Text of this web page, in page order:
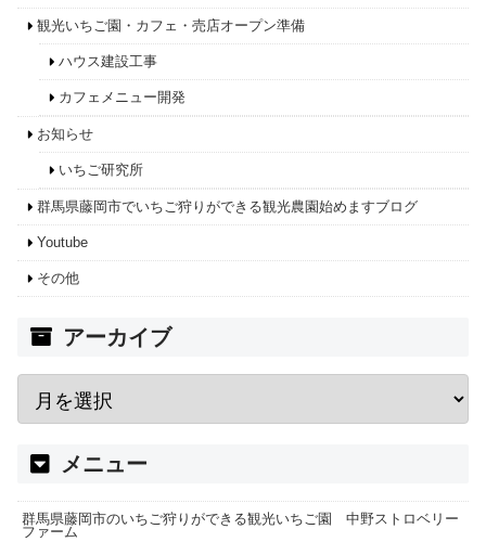
観光いちご園・カフェ・売店オープン準備
ハウス建設工事
カフェメニュー開発
お知らせ
いちご研究所
群馬県藤岡市でいちご狩りができる観光農園始めますブログ
Youtube
その他
アーカイブ
メニュー
群馬県藤岡市のいちご狩りができる観光いちご園 中野ストロベリー
ファーム